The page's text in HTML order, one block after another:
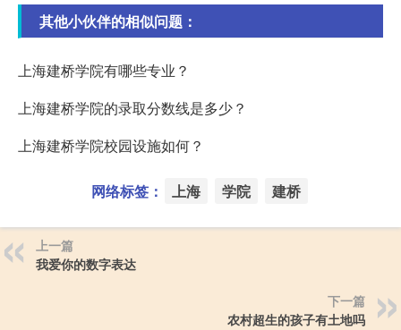
其他小伙伴的相似问题：
上海建桥学院有哪些专业？
上海建桥学院的录取分数线是多少？
上海建桥学院校园设施如何？
网络标签： 上海 学院 建桥
上一篇
我爱你的数字表达
下一篇
农村超生的孩子有土地吗